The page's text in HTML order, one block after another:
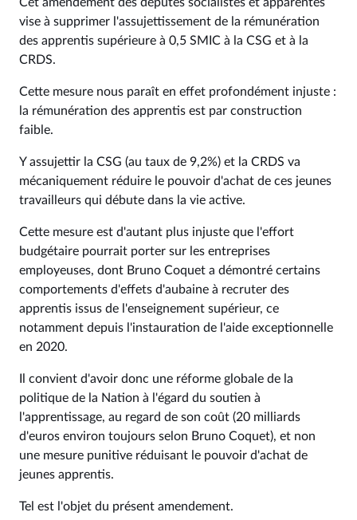
vise à supprimer l'assujettissement de la rémunération
des apprentis supérieure à 0,5 SMIC à la CSG et à la
CRDS.
Cette mesure nous paraît en effet profondément injuste :
la rémunération des apprentis est par construction
faible.
Y assujettir la CSG (au taux de 9,2%) et la CRDS va
mécaniquement réduire le pouvoir d'achat de ces jeunes
travailleurs qui débute dans la vie active.
Cette mesure est d'autant plus injuste que l'effort
budgétaire pourrait porter sur les entreprises
employeuses, dont Bruno Coquet a démontré certains
comportements d'effets d'aubaine à recruter des
apprentis issus de l'enseignement supérieur, ce
notamment depuis l'instauration de l'aide exceptionnelle
en 2020.
Il convient d'avoir donc une réforme globale de la
politique de la Nation à l'égard du soutien à
l'apprentissage, au regard de son coût (20 milliards
d'euros environ toujours selon Bruno Coquet), et non
une mesure punitive réduisant le pouvoir d'achat de
jeunes apprentis.
Tel est l'objet du présent amendement.